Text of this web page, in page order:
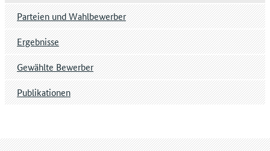
Parteien und Wahlbewerber
Ergebnisse
Gewählte Bewerber
Publikationen